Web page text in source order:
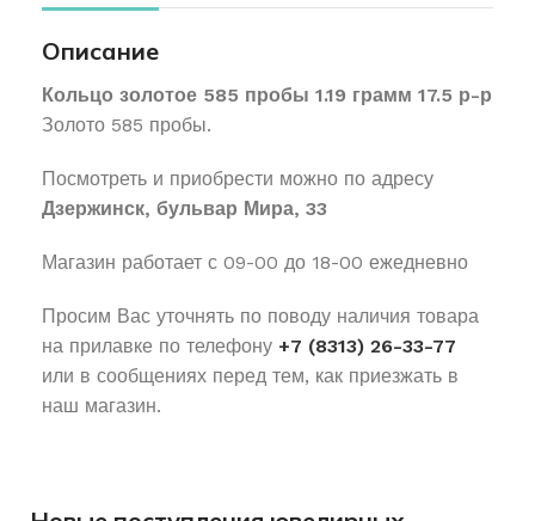
Описание
Кольцо золотое 585 пробы 1.19 грамм 17.5 р-р
Золото 585 пробы.
Посмотреть и приобрести можно по адресу
Дзержинск, бульвар Мира, 33
Магазин работает с 09-00 до 18-00 ежедневно
Просим Вас уточнять по поводу наличия товара
на прилавке по телефону +7 (8313) 26-33-77
или в сообщениях перед тем, как приезжать в
наш магазин.